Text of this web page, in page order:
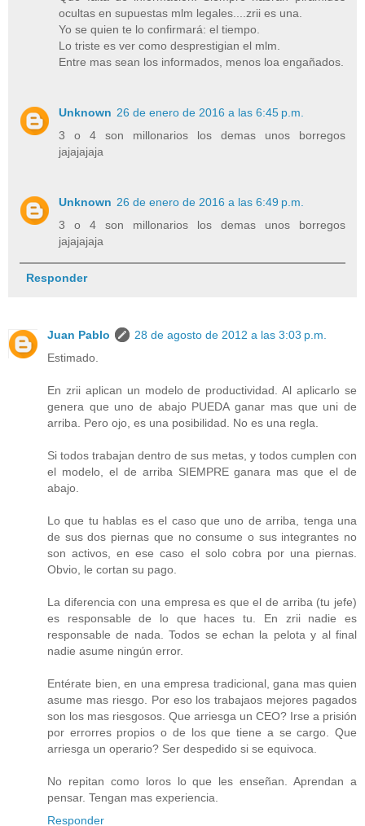
ocultas en supuestas mlm legales....zrii es una.
Yo se quien te lo confirmará: el tiempo.
Lo triste es ver como desprestigian el mlm.
Entre mas sean los informados, menos loa engañados.
Unknown 26 de enero de 2016 a las 6:45 p.m.
3 o 4 son millonarios los demas unos borregos
jajajajaja
Unknown 26 de enero de 2016 a las 6:49 p.m.
3 o 4 son millonarios los demas unos borregos
jajajajaja
Responder
Juan Pablo
28 de agosto de 2012 a las 3:03 p.m.
Estimado.
En zrii aplican un modelo de productividad. Al aplicarlo se
genera que uno de abajo PUEDA ganar mas que uni de
arriba. Pero ojo, es una posibilidad. No es una regla.
Si todos trabajan dentro de sus metas, y todos cumplen con
el modelo, el de arriba SIEMPRE ganara mas que el de
abajo.
Lo que tu hablas es el caso que uno de arriba, tenga una
de sus dos piernas que no consume o sus integrantes no
son activos, en ese caso el solo cobra por una piernas.
Obvio, le cortan su pago.
La diferencia con una empresa es que el de arriba (tu jefe)
es responsable de lo que haces tu. En zrii nadie es
responsable de nada. Todos se echan la pelota y al final
nadie asume ningún error.
Entérate bien, en una empresa tradicional, gana mas quien
asume mas riesgo. Por eso los trabajaos mejores pagados
son los mas riesgosos. Que arriesga un CEO? Irse a prisión
por errorres propios o de los que tiene a se cargo. Que
arriesga un operario? Ser despedido si se equivoca.
No repitan como loros lo que les enseñan. Aprendan a
pensar. Tengan mas experiencia.
Responder